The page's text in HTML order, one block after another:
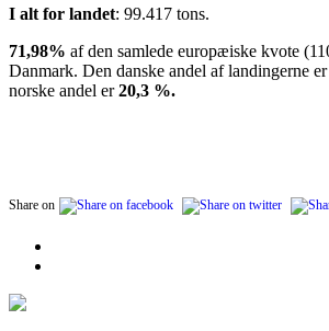
I alt for landet: 99.417 tons.
71,98% af den samlede europæiske kvote
Danmark. Den danske andel af landingerne er
norske andel er20,3 %.
Share on